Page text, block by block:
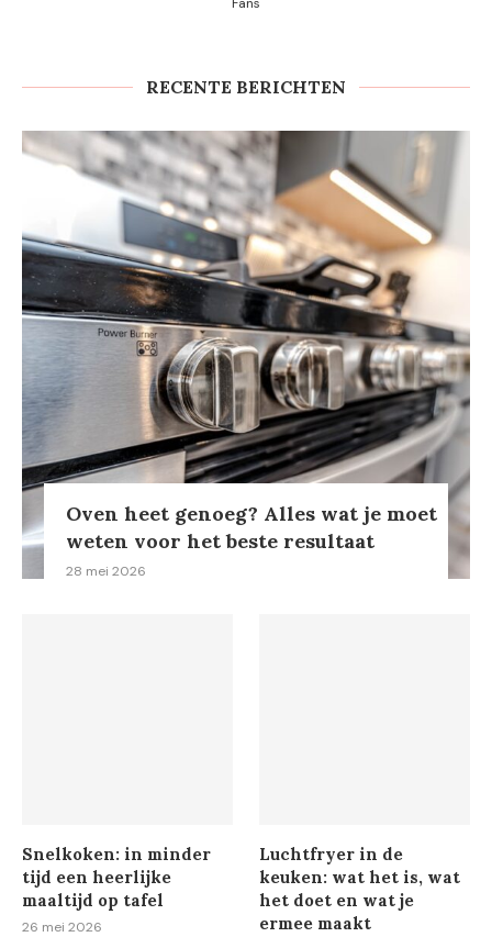
RECENTE BERICHTEN
Oven heet genoeg? Alles wat je moet
weten voor het beste resultaat
28 mei 2026
Snelkoken: in minder
tijd een heerlijke
maaltijd op tafel
26 mei 2026
Luchtfryer in de
keuken: wat het is, wat
het doet en wat je
ermee maakt